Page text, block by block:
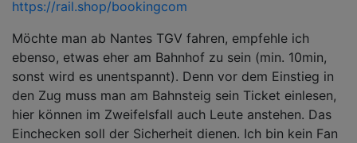
https://rail.shop/bookingcom
Möchte man ab Nantes TGV fahren, empfehle ich
ebenso, etwas eher am Bahnhof zu sein (min. 10min,
sonst wird es unentspannt). Denn vor dem Einstieg in
den Zug muss man am Bahnsteig sein Ticket einlesen,
hier können im Zweifelsfall auch Leute anstehen. Das
Einchecken soll der Sicherheit dienen. Ich bin kein Fan